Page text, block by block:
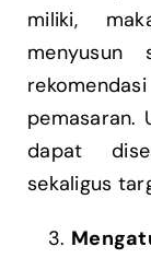
miliki,
menyusun
pemasaran.
dapat
sekaligus